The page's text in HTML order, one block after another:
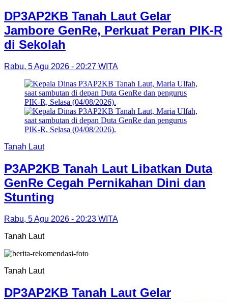
DP3AP2KB Tanah Laut Gelar
Jambore GenRe, Perkuat Peran PIK-R
di Sekolah
Rabu, 5 Agu 2026 - 20:27 WITA
Tanah Laut
P3AP2KB Tanah Laut Libatkan Duta
GenRe Cegah Pernikahan Dini dan
Stunting
Rabu, 5 Agu 2026 - 20:23 WITA
Tanah Laut
Tanah Laut
DP3AP2KB Tanah Laut Gelar